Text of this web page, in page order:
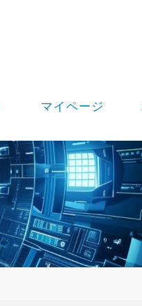
マイページ